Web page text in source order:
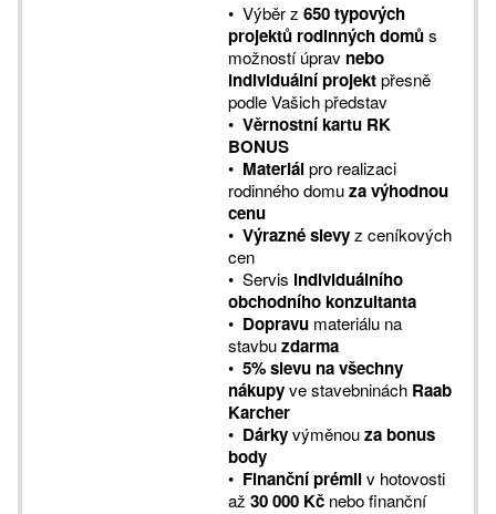
• Výběr z 650 typových
projektů rodinných domůs
možností úprav nebo
individuální projektpřesně
podle Vašich představ
• Věrnostní kartu RK
BONUS
• Materiálpro realizaci
rodinného domuza výhodnou
cenu
• Výrazné slevyz ceníkových
cen
• Servis individuálního
obchodního konzultanta
• Dopravumateriálu na
stavbuzdarma
• 5% slevu na všechny
nákupyve stavebninách Raab
Karcher
• Dárkyvýměnouza bonus
body
• Finanční prémiiv hotovosti
až 30 000 Kčnebo finanční